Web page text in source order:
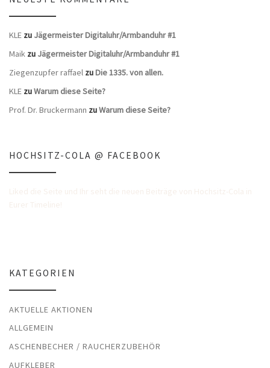
KLE zu Jägermeister Digitaluhr/Armbanduhr #1
Maik zu Jägermeister Digitaluhr/Armbanduhr #1
Ziegenzupfer raffael zuDie 1335. von allen.
KLE zuWarum diese Seite?
Prof. Dr. Bruckermann zuWarum diese Seite?
HOCHSITZ-COLA @ FACEBOOK
KATEGORIEN
AKTUELLE AKTIONEN
ALLGEMEIN
ASCHENBECHER / RAUCHERZUBEHÖR
AUFKLEBER